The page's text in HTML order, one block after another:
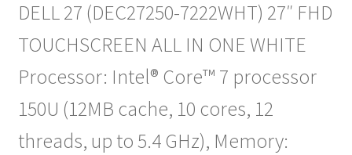
DELL 27 (DEC27250-7222WHT) 27″ FHD
TOUCHSCREEN ALL IN ONE WHITE
Processor: Intel® Core™ 7 processor
150U (12MB cache, 10 cores, 12
threads, up to 5.4 GHz), Memory: